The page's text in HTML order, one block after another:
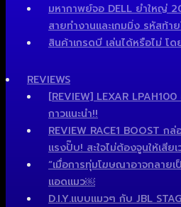
มหากาพย์จอ DELL ยำใหญ่
สายทำงานและเกมมิ่ง รหัสท้า
สินค้าเกรดบี เล่นได้หรือไม่ โ
REVIEWS
[REVIEW] LEXAR
กาวแนะนำ!!
REVIEW RACE1 BOOST
แรงปั๊บ! สะใจไม่ต้องจูนให้เสียเ
“เมื่อการทุ่มโฆษณาอาจกลาย
แอดแมว￼
D.I.Y.แบบแมวๆ กับ JBL